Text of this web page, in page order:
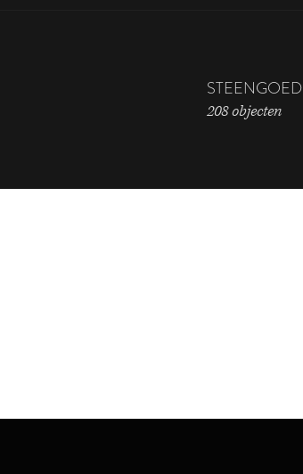
STEENGOED
208 objecten